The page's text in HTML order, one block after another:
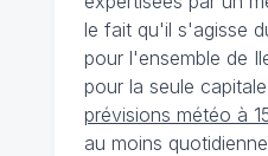
le fait qu'il s'agisse
pour l'ensemble de
pour la seule
prévisions météo à
au moins